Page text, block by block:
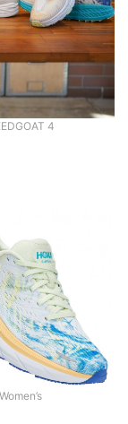
4
Women’s